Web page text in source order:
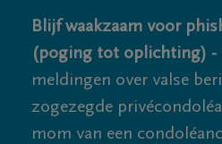
Blijf waakzaam voor
(poging tot oplichting) -
meldingen over valse
zogezegde
mom van een